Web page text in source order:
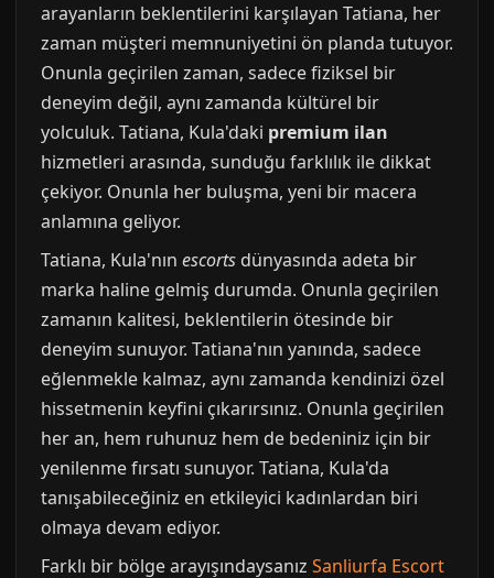
arayanların beklentilerini karşılayan Tatiana, her
zaman müşteri memnuniyetini ön planda tutuyor.
Onunla geçirilen zaman, sadece fiziksel bir
deneyim değil, aynı zamanda kültürel bir
yolculuk. Tatiana, Kula'daki premium ilan
hizmetleri arasında, sunduğu farklılık ile dikkat
çekiyor. Onunla her buluşma, yeni bir macera
anlamına geliyor.
Tatiana, Kula'nın escorts dünyasında adeta bir
marka haline gelmiş durumda. Onunla geçirilen
zamanın kalitesi, beklentilerin ötesinde bir
deneyim sunuyor. Tatiana'nın yanında, sadece
eğlenmekle kalmaz, aynı zamanda kendinizi özel
hissetmenin keyfini çıkarırsınız. Onunla geçirilen
her an, hem ruhunuz hem de bedeniniz için bir
yenilenme fırsatı sunuyor. Tatiana, Kula'da
tanışabileceğiniz en etkileyici kadınlardan biri
olmaya devam ediyor.
Farklı bir bölge arayışındaysanız Sanliurfa Escort